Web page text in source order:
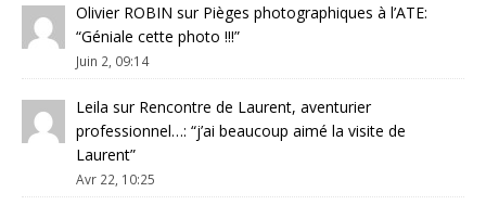
Olivier ROBIN sur Pièges photographiques à l’ATE:
“Géniale cette photo !!!”
Juin 2, 09:14
Leila sur Rencontre de Laurent, aventurier
professionnel…: “j’ai beaucoup aimé la visite de
Laurent”
Avr 22, 10:25